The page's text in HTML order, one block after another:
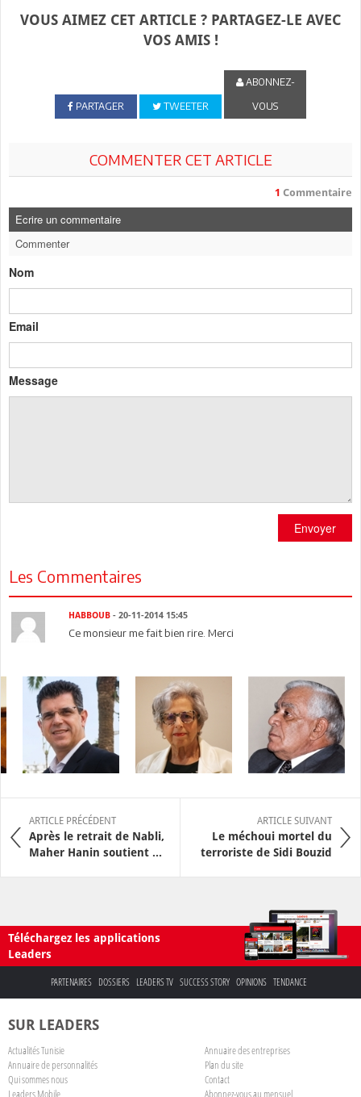
VOUS AIMEZ CET ARTICLE ? PARTAGEZ-LE AVEC
VOS AMIS !
PARTAGER TWEETER
ABONNEZ-
VOUS
COMMENTER CET ARTICLE
1 Commentaire
Ecrire un commentaire
Commenter
Nom
Email
Message
Envoyer
Les Commentaires
HABBOUB - 20-11-2014 15:45
Ce monsieur me fait bien rire. Merci
ARTICLE PRÉCÉDENT
Après le retrait de Nabli,
Maher Hanin soutient ...
ARTICLE SUIVANT
Le méchoui mortel du
terroriste de Sidi Bouzid
Téléchargez les applications
Leaders
PARTENAIRES DOSSIERS LEADERS TV SUCCESS STORY OPINIONS TENDANCE
SUR LEADERS
Actualités Tunisie
Annuaire des entreprises
Annuaire de personnalités
Plan du site
Qui sommes nous
Contact
Leaders Mobile
Abonnez-vous au mensuel